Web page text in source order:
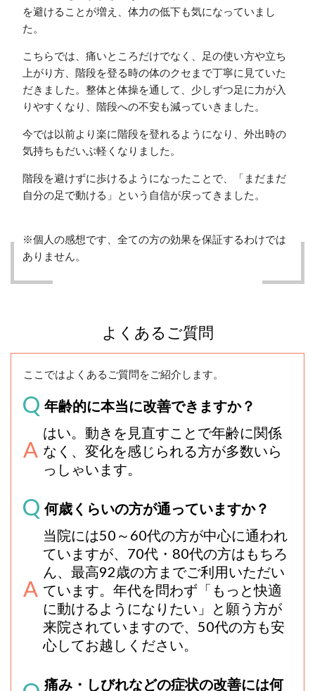
を避けることが増え、体力の低下も気になっていまし
た。
こちらでは、痛いところだけでなく、足の使い方や立ち
上がり方、階段を登る時の体のクセまで丁寧に見ていた
だきました。整体と体操を通して、少しずつ足に力が入
りやすくなり、階段への不安も減っていきました。
今では以前より楽に階段を登れるようになり、外出時の
気持ちもだいぶ軽くなりました。
階段を避けずに歩けるようになったことで、「まだまだ
自分の足で動ける」という自信が戻ってきました。
※個人の感想です、全ての方の効果を保証するわけでは
ありません。
よくあるご質問
ここではよくあるご質問をご紹介します。
年齢的に本当に改善できますか？
はい。動きを見直すことで年齢に関係
なく、変化を感じられる方が多数いら
っしゃいます。
何歳くらいの方が通っていますか？
当院には50～60代の方が中心に通われ
ていますが、70代・80代の方はもちろ
ん、最高92歳の方までご利用いただい
ています。年代を問わず「もっと快適
に動けるようになりたい」と願う方が
来院されていますので、50代の方も安
心してお越しください。
痛み・しびれなどの症状の改善には何